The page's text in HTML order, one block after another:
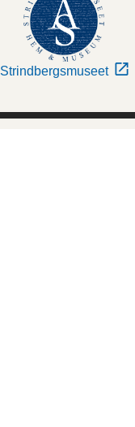
Strindbergsmuseet